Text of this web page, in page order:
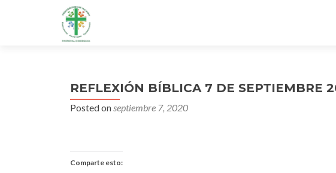
REFLEXIÓN BÍBLICA 7 DE SEPTIEMBRE
Posted onseptiembre 7, 2020
Comparte esto: